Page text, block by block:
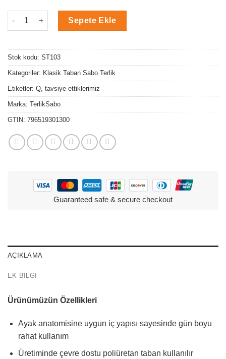
Kırmızı Nubuk Kelebek Temalı Sabo Terlik adet
Sepete Ekle
Stok kodu: ST103
Kategoriler: Klasik Taban Sabo Terlik
Etiketler: Q tavsiye ettiklerimiz
Marka: TerlikSabo
GTIN: 796519301300
Guaranteed safe & secure checkout
AÇIKLAMA
EK BILGI
Ürünümüzün Özellikleri
Ayak anatomisine uygun iç yapısı sayesinde gün boyu
rahat kullanım
Üretiminde çevre dostu poliüretan taban kullanılır